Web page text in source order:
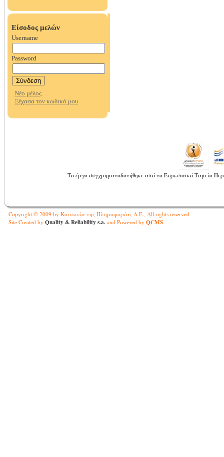
Το έργο συγχρηματοδοτήθηκε από το Ευρωπαϊκό Ταμείο
Copyright © 2009 by Κοινωνία της Πληροφορίας Α.Ε., All rights reserved.
Site Created by Quality & Reliability s.a. and Powered by QCMS